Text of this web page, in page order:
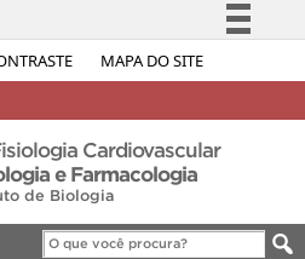
MAPA DO SITE
Simplifique!
Acesso à informação
Legislação
Canais
Cardiovascular
e Farmacologia
de Biologia